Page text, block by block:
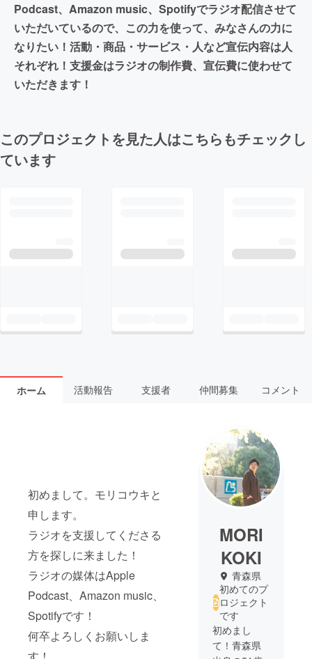
Podcast、Amazon music、Spotifyでラジオ配信させて
いただいているので、この力を使って、みなさんの力に
なりたい！活動・商品・サービス・人など宣伝内容は人
それぞれ！支援金はラジオの制作費、宣伝費に使わせて
いただきます！
このプロジェクトを見た人はこちらもチェックし
ています
ホーム 活動報告 支援者 仲間募集 コメント
初めまして。モリコウキと
申します。
ラジオを支援してくださる
方を探しに来ました！
ラジオの媒体はApple
Podcast、Amazon music、
Spotifyです！
何卒よろしくお願いしま
MORI
KOKI
青森県
初めてのプ
ロジェクト
です
初めまし
て！青森県